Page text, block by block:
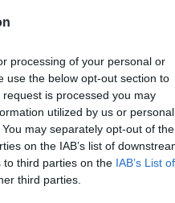
processing of your personal or
use the below opt-out section to
is processed you may
utilized by us or personal
may separately opt-out of the
on the IAB’s list of
to third parties on the IAB’s List of
third parties.
από τις
ναυτίας
του
τον